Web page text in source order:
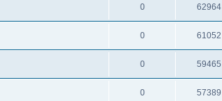
0 62964
0 61052
0 59465
0 57389